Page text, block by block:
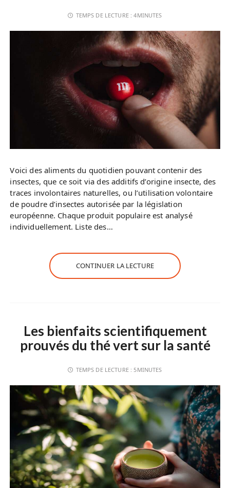
TEMPS DE LECTURE :4MINUTES
Voici des aliments du quotidien pouvant contenir des
insectes, que ce soit via des additifs d’origine insecte, des
traces involontaires naturelles, ou l’utilisation volontaire
de poudre d’insectes autorisée par la législation
européenne. Chaque produit populaire est analysé
individuellement. Liste des…
CONTINUER LA LECTURE
Les bienfaits scientifiquement
prouvés du thé vert sur la santé
TEMPS DE LECTURE :5MINUTES